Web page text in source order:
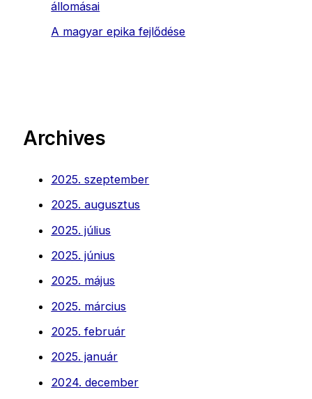
állomásai
A magyar epika fejlődése
Archives
2025. szeptember
2025. augusztus
2025. július
2025. június
2025. május
2025. március
2025. február
2025. január
2024. december